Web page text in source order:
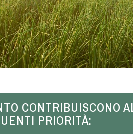
CONTRIBUISCONO
PRIORITÀ: